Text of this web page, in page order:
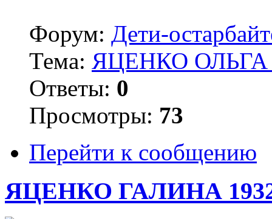
Форум: Дети-
Тема: ЯЦЕНКО ОЛЬГА
Ответы: 0
Просмотры: 73
Перейти к сообщению
ЯЦЕНКО ГАЛИНА